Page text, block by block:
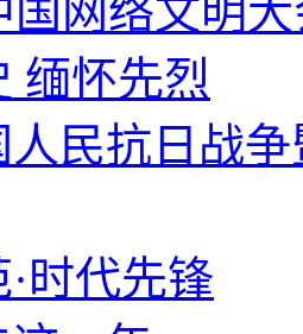
国网络文明
缅怀先烈
民抗日战
时代先锋